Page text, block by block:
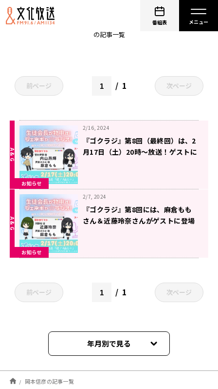
番組表
の記事一覧
前ページ 1 次ページ
お知らせ
2/16, 2024
『ゴクラジ』第8回（最終回）は、2
月17日（土）20時～放送！ゲストに
お知らせ
2/7, 2024
『ゴクラジ』第8回には、麻倉もも
さん＆近藤玲奈さんがゲストに登場
前ページ 1 次ページ
年月別で見る
2026年05月
岡本信彦の記事一覧